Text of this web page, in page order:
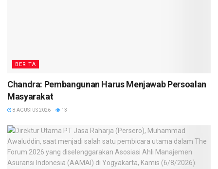
BERITA
Chandra: Pembangunan Harus Menjawab Persoalan
Masyarakat
8 AGUSTUS 2026 13